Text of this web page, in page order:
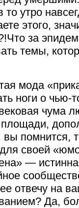
то утро
этого,
за
темы,
мода
ноги о чью-
чума
помнится,
своей
—
отвечу на
Да,